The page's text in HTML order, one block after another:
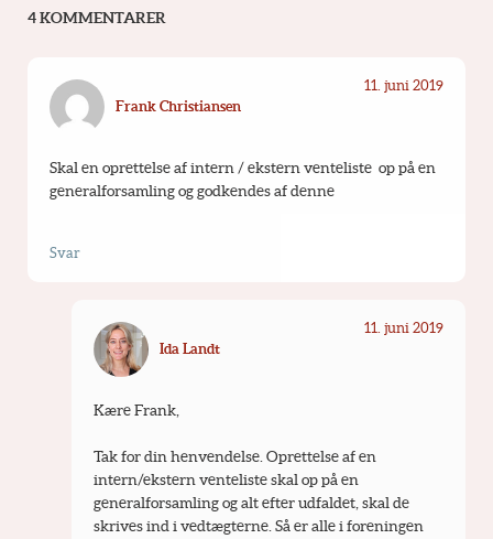
4 KOMMENTARER
Frank Christiansen
11. juni 2019
Skal en oprettelse af intern / ekstern venteliste  op på en
generalforsamling og godkendes af denne
Svar
Ida Landt
11. juni 2019
Kære Frank,
Tak for din henvendelse. Oprettelse af en
intern/ekstern venteliste skal op på en
generalforsamling og alt efter udfaldet, skal de
skrives ind i vedtægterne. Så er alle i foreningen